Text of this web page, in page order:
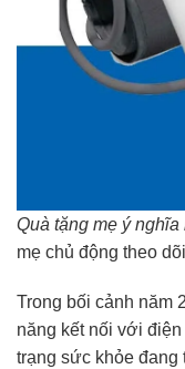
Quà tặng mẹ ý
mẹ chủ động theo
Trong bối cảnh năm
năng kết nối với
trạng sức khỏe đang